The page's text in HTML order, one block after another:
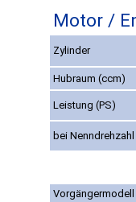
Motor /
Zylinder
Hubraum (ccm)
Leistung (PS)
bei
Vorgängermodell